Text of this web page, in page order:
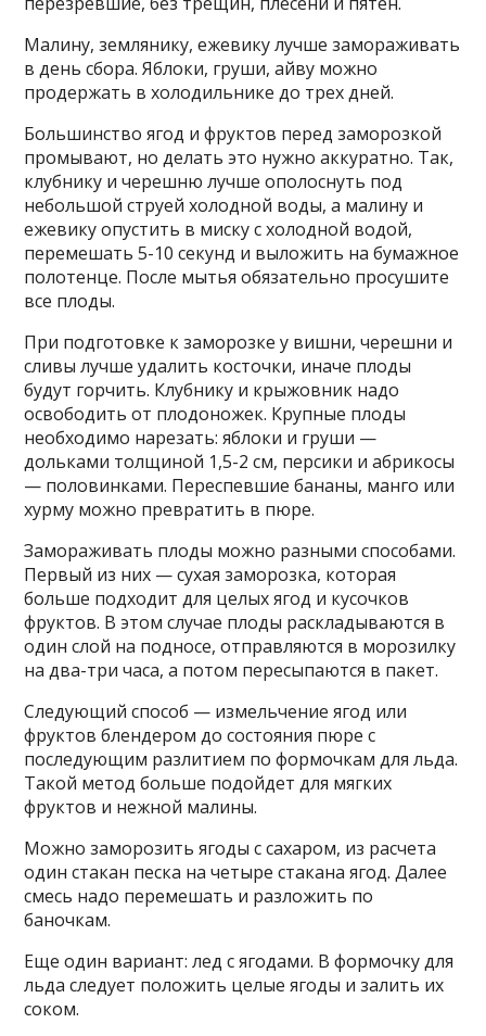
Малину, землянику, ежевику лучше замораживать
в день сбора. Яблоки, груши, айву можно
продержать в холодильнике до трех дней.
Большинство ягод и фруктов перед заморозкой
промывают, но делать это нужно аккуратно. Так,
клубнику и черешню лучше ополоснуть под
небольшой струей холодной воды, а малину и
ежевику опустить в миску с холодной водой,
перемешать 5-10 секунд и выложить на бумажное
полотенце. После мытья обязательно просушите
все плоды.
При подготовке к заморозке у вишни, черешни и
сливы лучше удалить косточки, иначе плоды
будут горчить. Клубнику и крыжовник надо
освободить от плодоножек. Крупные плоды
необходимо нарезать: яблоки и груши —
дольками толщиной 1,5-2 см, персики и абрикосы
— половинками. Переспевшие бананы, манго или
хурму можно превратить в пюре.
Замораживать плоды можно разными способами.
Первый из них — сухая заморозка, которая
больше подходит для целых ягод и кусочков
фруктов. В этом случае плоды раскладываются в
один слой на подносе, отправляются в морозилку
на два-три часа, а потом пересыпаются в пакет.
Следующий способ — измельчение ягод или
фруктов блендером до состояния пюре с
последующим разлитием по формочкам для льда.
Такой метод больше подойдет для мягких
фруктов и нежной малины.
Можно заморозить ягоды с сахаром, из расчета
один стакан песка на четыре стакана ягод. Далее
смесь надо перемешать и разложить по
баночкам.
Еще один вариант: лед с ягодами. В формочку для
льда следует положить целые ягоды и залить их
соком.